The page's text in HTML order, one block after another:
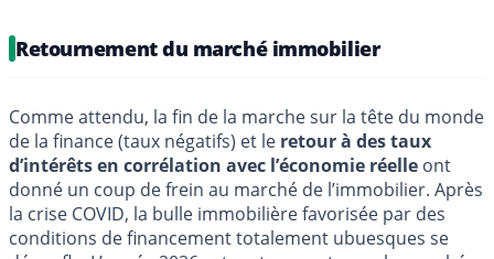
Retournement du marché immobilier
Comme attendu, la fin de la marche sur la tête du monde
de la finance (taux négatifs) et le retour à des taux
d’intérêts en corrélation avec l’économie réelle ont
donné un coup de frein au marché de l’immobilier. Après
la crise COVID, la bulle immobilière favorisée par des
conditions de financement totalement ubuesques se